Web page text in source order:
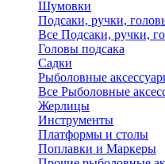
Шумовки
Подсаки, ручки,
Все Подсаки, ручки,
Головы подсака
Садки
Рыболовные
Все Рыболовные
Жерлицы
Инструменты
Платформы и столы
Поплавки и Маркеры